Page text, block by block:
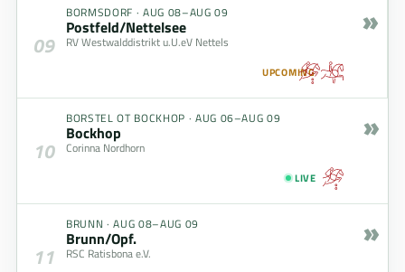
09
BORMSDORF · AUG 08–AUG 09
Postfeld/Nettelsee
RV Westwalddistrikt u.U.eV Nettels
UPCOMING
»
10
BORSTEL OT BOCKHOP · AUG 06–AUG 09
Bockhop
Corinna Nordhorn
LIVE
»
11
BRUNN ·AUG 08–AUG 09
Brunn/Opf.
RSC Ratisbona e.V.
»